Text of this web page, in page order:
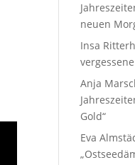
neuen
Insa
Anja
Gold“
Eva